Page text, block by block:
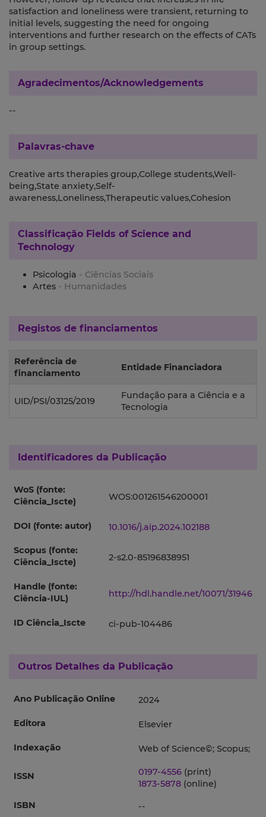
satisfaction and loneliness were transient, returning to
initial levels, suggesting the need for ongoing
interventions and further research on the effects of CATs
in group settings.
Agradecimentos/Acknowledgements
--
Palavras-chave
Creative arts therapies group,College students,Well-
being,State anxiety,Self-
awareness,Loneliness,Therapeutic values,Cohesion
Classificação Fields of Science and
Technology
Psicologia - Ciências Sociais
Artes - Humanidades
Registos de financiamentos
Referência de
financiamento
Entidade Financiadora
UID/PSI/03125/2019
Fundação para a Ciência e a
Tecnologia
Identificadores da Publicação
WoS (fonte:
Ciência_Iscte)
WOS:001261546200001
DOI (fonte: autor) 10.1016/j.aip.2024.102188
Scopus (fonte:
Ciência_Iscte)
2-s2.0-85196838951
Handle (fonte:
Ciência-IUL)
http://hdl.handle.net/10071/31946
ID Ciência_Iscte ci-pub-104486
Outros Detalhes da Publicação
Ano Publicação Online 2024
Editora Elsevier
Indexação Web of Science©; Scopus;
ISSN 0197-4556 (print)
1873-5878 (online)
ISBN
--